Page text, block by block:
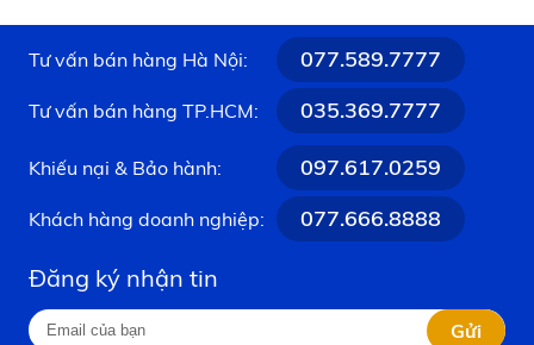
Tư vấn bán hàng Hà Nội: 077.589.7777
Tư vấn bán hàng TP.HCM: 035.369.7777
Khiếu nại & Bảo hành: 097.617.0259
Khách hàng doanh nghiệp: 077.666.8888
Đăng ký nhận tin
Gửi